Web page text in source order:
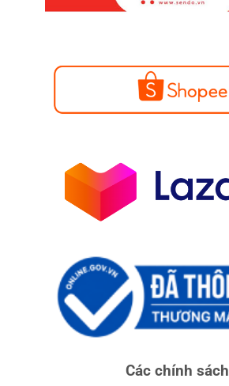
Các chính sách